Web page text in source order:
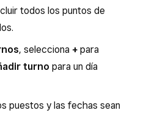
todos los puntos de
, selecciona + para
turno para un día
puestos y las fechas sean